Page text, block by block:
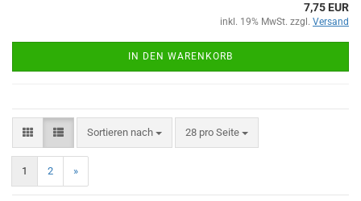
7,75 EUR
inkl. 19% MwSt. zzgl. Versand
IN DEN WARENKORB
Sortieren nach
Sortieren nach 28 pro Seite
pro Seite
1 2 »